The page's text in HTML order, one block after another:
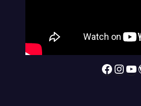
Facebook Instagram YouTube